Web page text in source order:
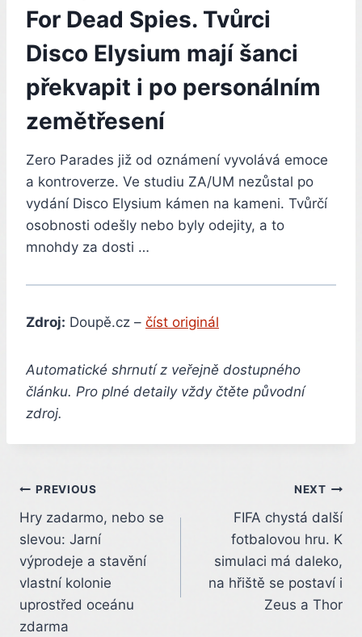
For Dead Spies. Tvůrci
Disco Elysium mají šanci
překvapit i po personálním
zemětřesení
Zero Parades již od oznámení vyvolává emoce
a kontroverze. Ve studiu ZA/UM nezůstal po
vydání Disco Elysium kámen na kameni. Tvůrčí
osobnosti odešly nebo byly odejity, a to
mnohdy za dosti …
Zdroj: Doupě.cz – číst originál
Automatické shrnutí z veřejně dostupného
článku. Pro plné detaily vždy čtěte původní
zdroj.
Post
navigation
PREVIOUS
Hry zadarmo, nebo se
slevou: Jarní
výprodeje a stavění
vlastní kolonie
uprostřed oceánu
zdarma
NEXT
FIFA chystá další
fotbalovou hru. K
simulaci má daleko,
na hřiště se postaví i
Zeus a Thor